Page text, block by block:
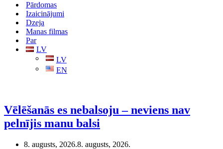
Pārdomas
Izaicinājumi
Dzeja
Manas filmas
Par
LV
LV
EN
Vēlēšanās es nebalsoju – neviens nav
pelnījis manu balsi
8. augusts, 2026.8. augusts, 2026.